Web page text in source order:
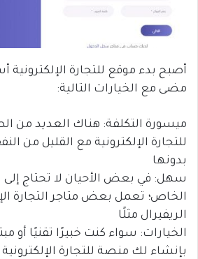
أصبح بدء موقع للتجارة
مضى مع الخيارات التالية:
ميسورة التكلفة: هناك العديد من
للتجارة الإلكترونية مع القليل من
بدونها
سهل: في بعض الأحيان لا تحتاج إلى
الخاص؛ تعمل بعض متاجر التجارة
الريفيرال مثلًا
الخيارات: سواء كنت خبيرًا تقنيًا أو
بإنشاء لك منصة للتجارة